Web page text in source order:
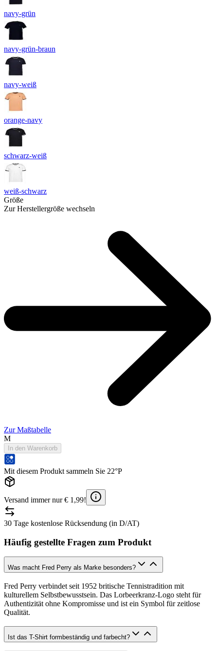
navy-grün
navy-grün-braun
navy-weiß
orange-navy
schwarz-weiß
weiß-schwarz
Größe
Zur Herstellergröße wechseln
Zur Maßtabelle
M
In den Warenkorb
Mit diesem Produkt sammeln Sie 22°P
Versand immer nur € 1,99!
30 Tage kostenlose Rücksendung (in D/AT)
Häufig gestellte Fragen zum Produkt
Was macht Fred Perry als Marke besonders?
Fred Perry verbindet seit 1952 britische Tennistradition mit
kulturellem Selbstbewusstsein. Das Lorbeerkranz-Logo steht für
Authentizität ohne Kompromisse und ist ein Symbol für zeitlose
Qualität.
Ist das T-Shirt formbeständig und farbecht?